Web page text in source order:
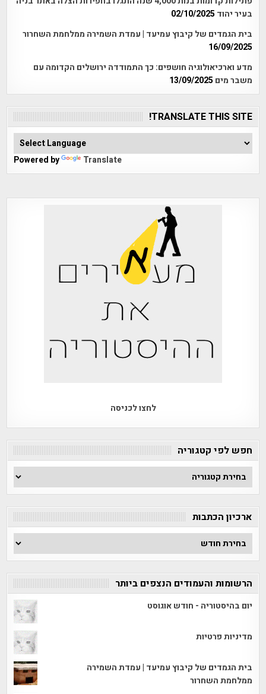
בעיר יהוד 02/10/2025
בית הגמדים של קיבוץ עמיעד | עמדת השמירה ממלחמת השחרור
16/09/2025
מדע וארכיאולוגיה חושפים: כך התמודדה ירושלים הקדומה עם
משבר מים 13/09/2025
TRANSLATE THIS SITE!
Powered by Translate
לחצו לכניסה
חפש לפי קטגוריה
חפש
לפי
ארכיון הכתבות
ארכיון
הכתבות
הרשומות והעמודים הנצפים ביותר
יום בהיסטוריה - חודש אוגוסט
מדיניות פרטיות
בית הגמדים של קיבוץ עמיעד | עמדת השמירה
ממלחמת השחרור